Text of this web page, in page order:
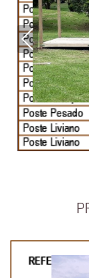
Previous